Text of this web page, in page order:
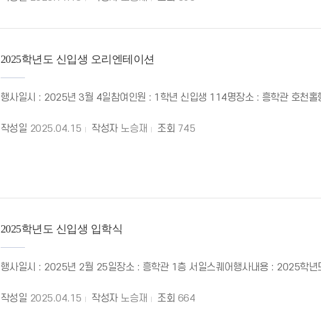
2025학년도 신입생 오리엔테이션
행사일시 : 2025년 3월 4일참여인원 : 1학년 신입생 114명장소 : 흥학관 호천
작성일 2025.04.15 작성자 노승재 조회 745
2025학년도 신입생 입학식
행사일시 : 2025년 2월 25일장소 : 흥학관 1층 서일스퀘어행사내용 : 2025학년
작성일 2025.04.15 작성자 노승재 조회 664